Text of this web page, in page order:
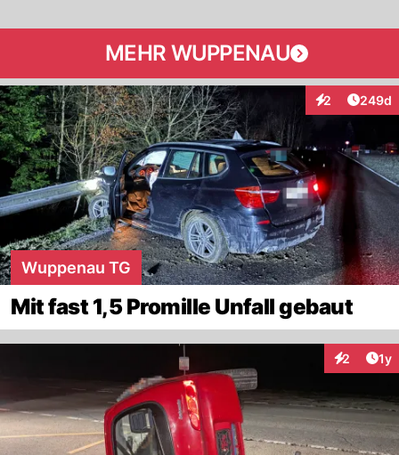
MEHR WUPPENAU
2
Interaktionen
249d
Wuppenau TG
Mit fast 1,5 Promille Unfall gebaut
2 1y